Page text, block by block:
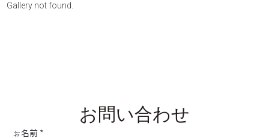
Gallery not found.
お問い合わせ
お名前 *